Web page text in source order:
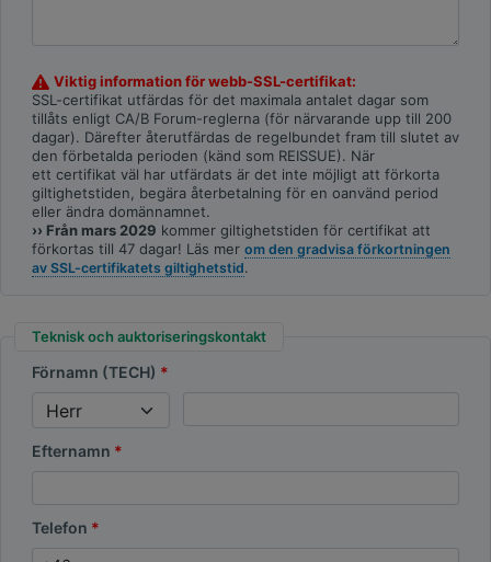
Viktig information för webb-SSL-certifikat:
SSL-certifikat utfärdas för det maximala antalet dagar som
tillåts enligt CA/B Forum-reglerna (för närvarande upp till 200
dagar). Därefter återutfärdas de regelbundet fram till slutet av
den förbetalda perioden (känd som REISSUE). När
ett certifikat väl har utfärdats är det inte möjligt att förkorta
giltighetstiden, begära återbetalning för en oanvänd period
eller ändra domännamnet.
›› Från mars 2029 kommer giltighetstiden för certifikat att
förkortas till 47 dagar! Läs mer om den gradvisa förkortningen
av SSL-certifikatets giltighetstid.
Teknisk och auktoriseringskontakt
Förnamn (TECH)
Efternamn
Telefon